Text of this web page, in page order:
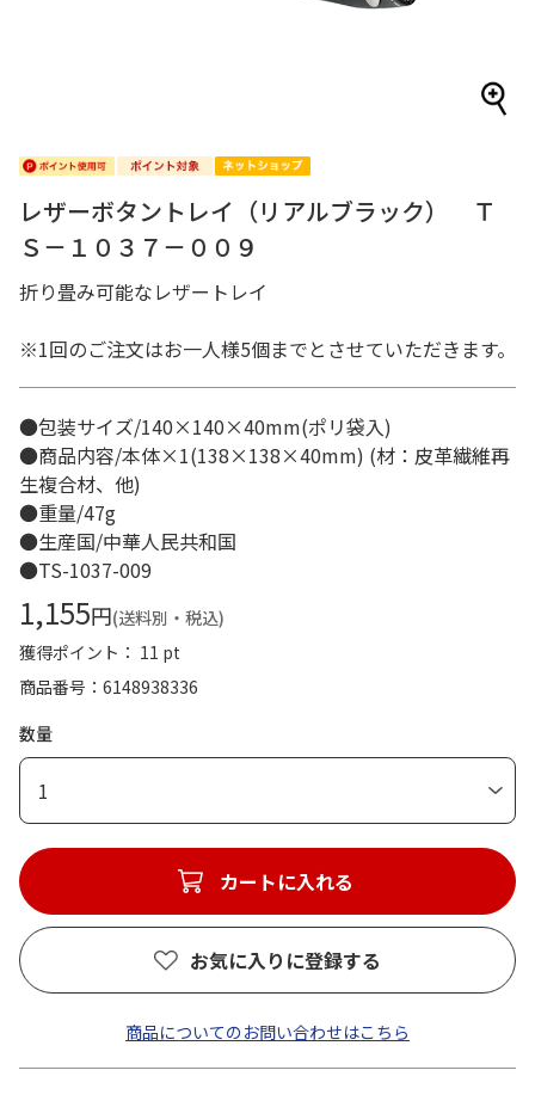
レザーボタントレイ（リアルブラック） Ｔ
Ｓ－１０３７－００９
折り畳み可能なレザートレイ
※1回のご注文はお一人様5個までとさせていただきます。
●包装サイズ/140×140×40mm(ポリ袋入)
●商品内容/本体×1(138×138×40mm) (材：皮革繊維再
生複合材、他)
●重量/47g
●生産国/中華人民共和国
●TS-1037-009
1,155円(送料別・税込)
獲得ポイント： 11 pt
商品番号
6148938336
数量
1
カートに入れる
お気に入りに登録する
商品についてのお問い合わせはこちら